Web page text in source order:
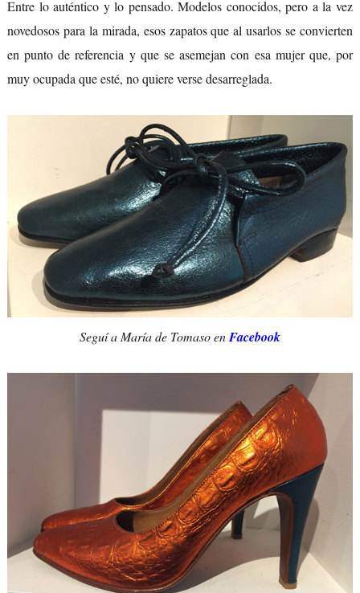
Entre lo auténtico y lo pensado. Modelos conocidos, pero a la vez
novedosos para la mirada, esos zapatos que al usarlos se convierten
en punto de referencia y que se asemejan con esa mujer que, por
muy ocupada que esté, no quiere verse desarreglada.
Seguí a María de Tomaso enFacebook